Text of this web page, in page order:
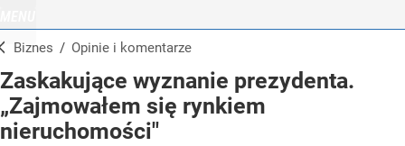
Biznes / Opinie i komentarze
Zaskakujące wyznanie prezydenta.
„Zajmowałem się rynkiem
nieruchomości"